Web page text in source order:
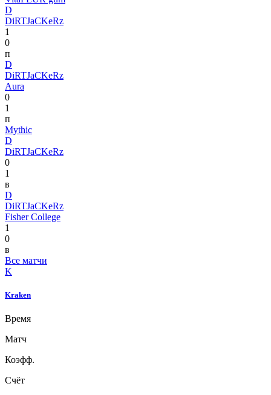
D
DiRTJaCKeRz
1
0
п
D
DiRTJaCKeRz
Aura
0
1
п
Mythic
D
DiRTJaCKeRz
0
1
в
D
DiRTJaCKeRz
Fisher College
1
0
в
Все матчи
K
Kraken
Время
Матч
Коэфф.
Счёт